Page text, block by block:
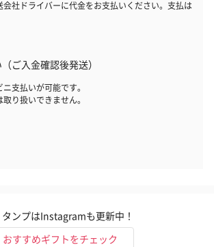
酒類の販売はいたしません。
（704円）
会社ドライバーに代金をお支払いください。支払は
ご入金確認後発送）
支払いが可能です。
り扱いできません。
タンプはInstagramも更新中！
おすすめギフトをチェック